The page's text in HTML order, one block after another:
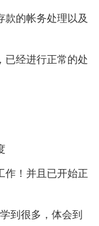
款的帐务处理以及
已经进行正常的处
作！并且已开始正
到很多，体会到